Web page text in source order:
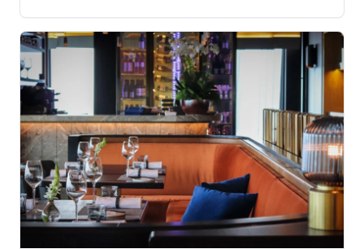
招牌菜包括劍魚叉燒飯（以頂級魚肉的牛油質感配上叉燒
的煙燻甜味）、吞拿魚雙重壽司（以熟成拖羅配風乾脫水
赤身，平衡濃郁與深層鮮味）、花膠天婦羅及石板烤喜知
次刺身。午市每位HK$680至$880，晚市每位
HK$1,680。自攜酒費HK$400。餐廳提供素食選擇，每
日午市12時至下午3時、晚市6時至晚上11時營業。